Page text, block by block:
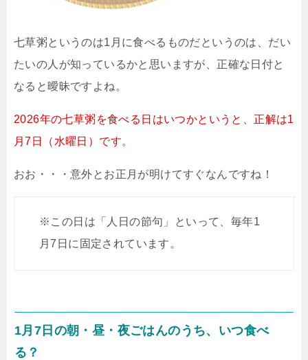
七草粥というのは1月に食べるものだというのは、だい
たいの人が知っているかと思いますが、正確な日付と
なると曖昧ですよね。
2026年の七草粥を食べる日はいつかというと、正解は1
月7日（水曜日）です。
おお・・・意外とお正月が明けてすぐなんですね！
※この日は「人日の節句」といって、毎年1
月7日に固定されています。
1月7日の朝・昼・夜ごはんのうち、いつ食べ
る？